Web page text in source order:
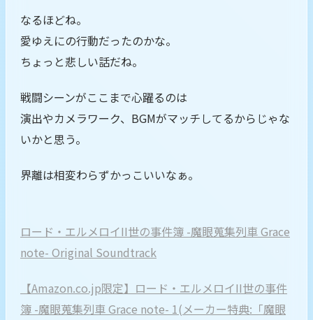
なるほどね。
愛ゆえにの行動だったのかな。
ちょっと悲しい話だね。
戦闘シーンがここまで心躍るのは
演出やカメラワーク、BGMがマッチしてるからじゃな
いかと思う。
界離は相変わらずかっこいいなぁ。
ロード・エルメロイII世の事件簿 -魔眼蒐集列車 Grace
note- Original Soundtrack
【Amazon.co.jp限定】ロード・エルメロイII世の事件
簿 -魔眼蒐集列車 Grace note- 1(メーカー特典:「魔眼